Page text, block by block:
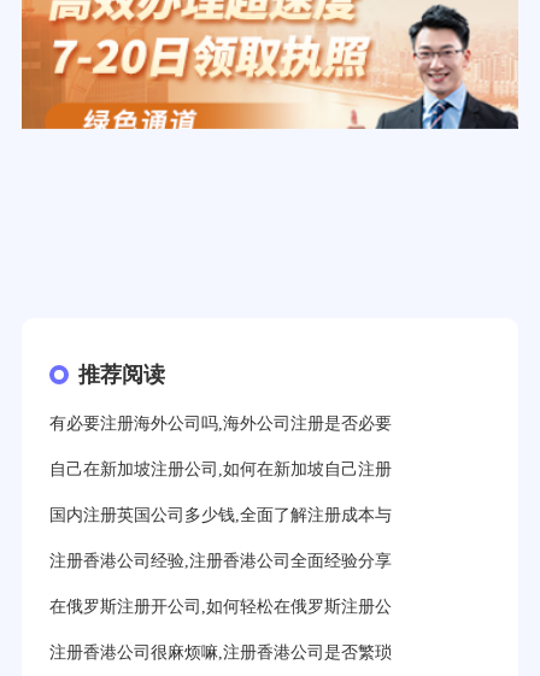
推荐阅读
有必要注册海外公司吗,海外公司注册是否必要
自己在新加坡注册公司,如何在新加坡自己注册
国内注册英国公司多少钱,全面了解注册成本与
注册香港公司经验,注册香港公司全面经验分享
在俄罗斯注册开公司,如何轻松在俄罗斯注册公
注册香港公司很麻烦嘛,注册香港公司是否繁琐